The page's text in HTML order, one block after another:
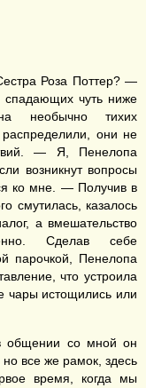
Роза Поттер? —
чуть ниже
необычно тихих
распределили, они не
— Я, Пенелопа
возникнут вопросы
ко мне. — Получив в
смутилась, казалось
а вмешательство
Сделав себе
парочкой, Пенелопа
что устроила
чары истощились или
общении со мной он
все же рамок, здесь
время, когда мы